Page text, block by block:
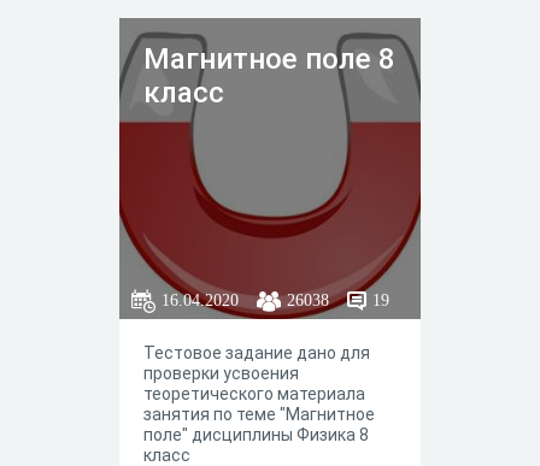
Магнитное поле 8
класс
16.04.2020 26038 19
Тестовое задание дано для
проверки усвоения
теоретического материала
занятия по теме "Магнитное
поле" дисциплины Физика 8
класс